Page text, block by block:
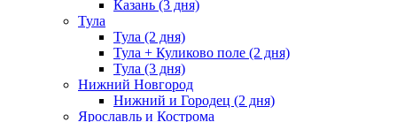
Казань (3 дня)
Тула
Тула (2 дня)
Тула + Куликово поле (2 дня)
Тула (3 дня)
Нижний Новгород
Нижний и Городец (2 дня)
Ярославль и Кострома